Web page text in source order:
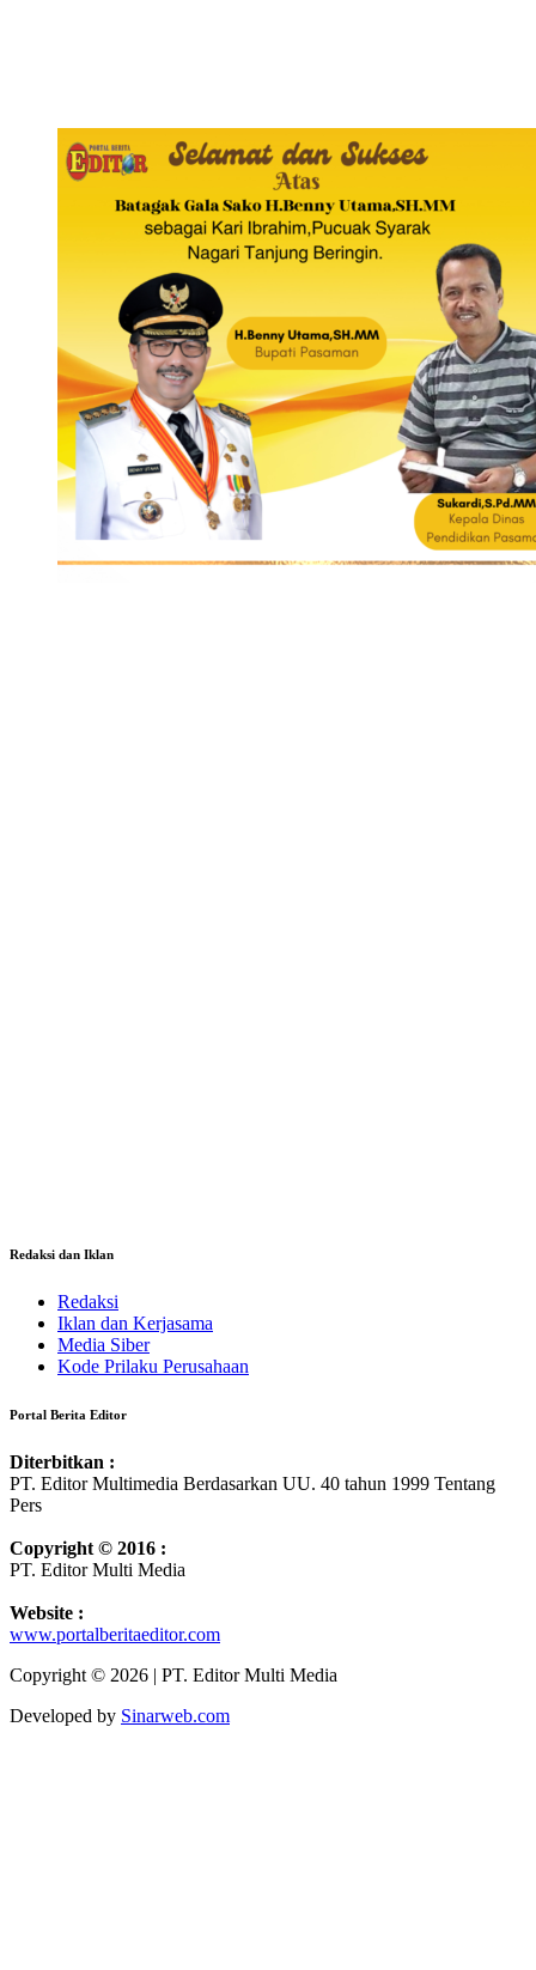
Redaksi dan Iklan
Redaksi
Iklan dan Kerjasama
Media Siber
Kode Prilaku Perusahaan
Portal Berita Editor
Diterbitkan :
PT. Editor Multimedia Berdasarkan UU. 40 tahun 1999 Tentang
Pers
Copyright © 2016 :
PT. Editor Multi Media
Website :
www.portalberitaeditor.com
Copyright © 2026 | PT. Editor Multi Media
Developed by Sinarweb.com